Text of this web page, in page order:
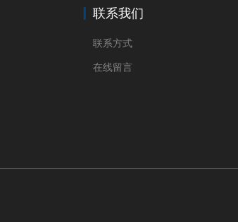
联系我们
联系方式
在线留言